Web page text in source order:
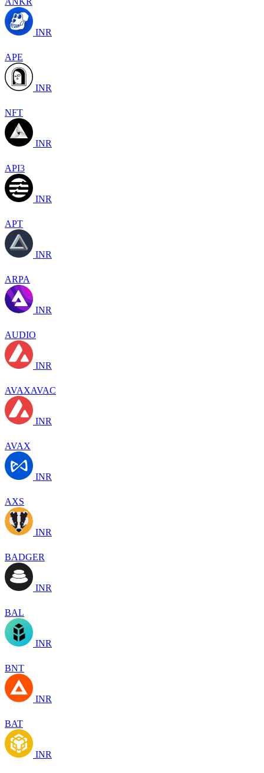
INR
APE
INR
NFT
INR
API3
INR
APT
INR
ARPA
INR
AUDIO
INR
AVAXAVAC
INR
AVAX
INR
AXS
INR
BADGER
INR
BAL
INR
BNT
INR
BAT
INR